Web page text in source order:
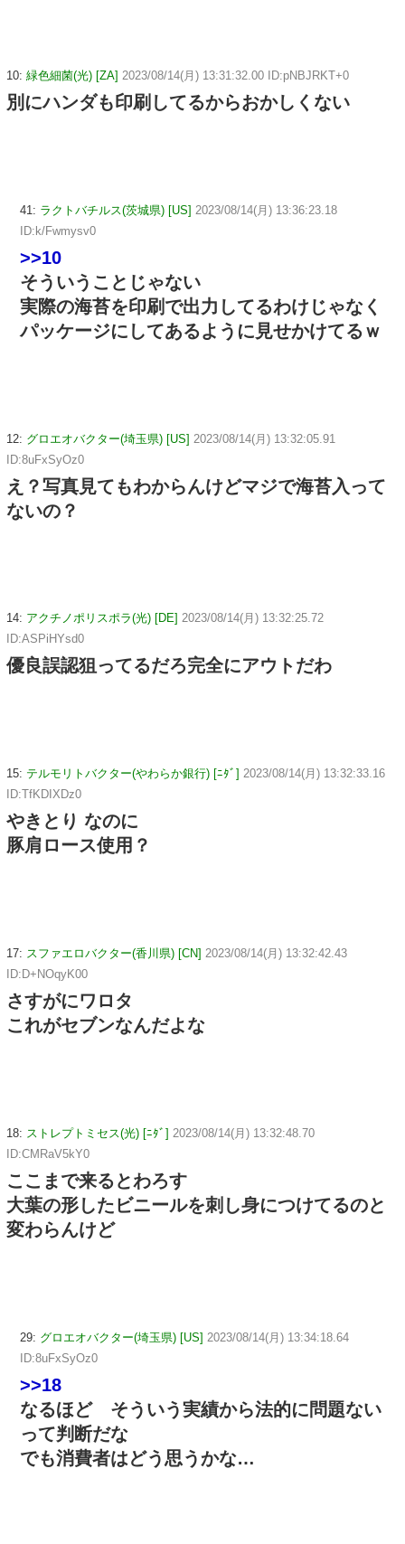
10: 緑色細菌(光) [ZA] 2023/08/14(月) 13:31:32.00 ID:pNBJRKT+0
別にハンダも印刷してるからおかしくない
41: ラクトバチルス(茨城県) [US] 2023/08/14(月) 13:36:23.18
ID:k/Fwmysv0
>>10
そういうことじゃない
実際の海苔を印刷で出力してるわけじゃなく
パッケージにしてあるように見せかけてるｗ
12: グロエオバクター(埼玉県) [US] 2023/08/14(月) 13:32:05.91
ID:8uFxSyOz0
え？写真見てもわからんけどマジで海苔入って
ないの？
14: アクチノポリスポラ(光) [DE] 2023/08/14(月) 13:32:25.72
ID:ASPiHYsd0
優良誤認狙ってるだろ完全にアウトだわ
15: テルモリトバクター(やわらか銀行) [ﾆﾀﾞ] 2023/08/14(月) 13:32:33.16
ID:TfKDIXDz0
やきとり なのに
豚肩ロース使用？
17: スファエロバクター(香川県) [CN] 2023/08/14(月) 13:32:42.43
ID:D+NOqyK00
さすがにワロタ
これがセブンなんだよな
18: ストレプトミセス(光) [ﾆﾀﾞ] 2023/08/14(月) 13:32:48.70
ID:CMRaV5kY0
ここまで来るとわろす
大葉の形したビニールを刺し身につけてるのと
変わらんけど
29: グロエオバクター(埼玉県) [US] 2023/08/14(月) 13:34:18.64
ID:8uFxSyOz0
>>18
なるほど そういう実績から法的に問題ない
って判断だな
でも消費者はどう思うかな…